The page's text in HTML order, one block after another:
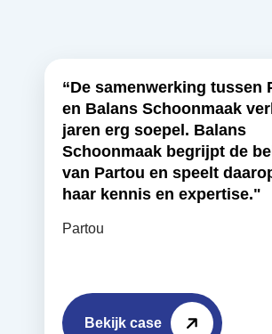
“De samenwerking tussen
en Balans Schoonmaak
jaren erg soepel. Balans
Schoonmaak begrijpt de
van Partou en speelt
haar kennis en expertise."
Partou
Bekijk case